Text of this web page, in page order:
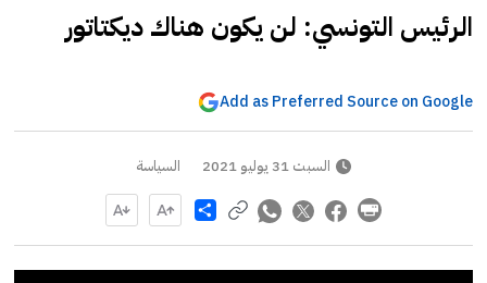
الرئيس التونسي: لن يكون هناك ديكتاتور
Add as Preferred Source on Google
السبت 31 يوليو 2021 السياسة
Share